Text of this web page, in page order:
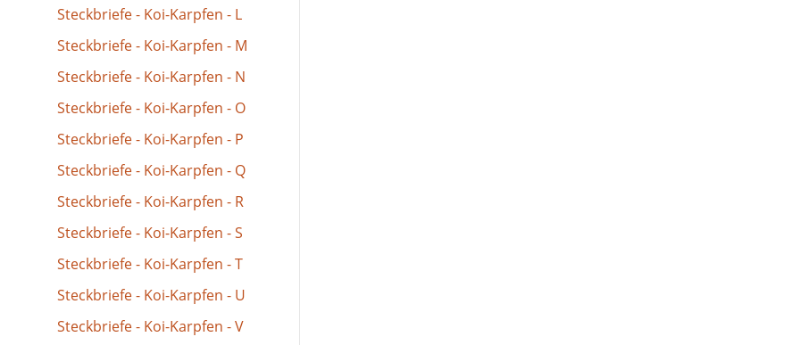
Steckbriefe - Koi-Karpfen - L
Steckbriefe - Koi-Karpfen - M
Steckbriefe - Koi-Karpfen - N
Steckbriefe - Koi-Karpfen - O
Steckbriefe - Koi-Karpfen - P
Steckbriefe - Koi-Karpfen - Q
Steckbriefe - Koi-Karpfen - R
Steckbriefe - Koi-Karpfen - S
Steckbriefe - Koi-Karpfen - T
Steckbriefe - Koi-Karpfen - U
Steckbriefe - Koi-Karpfen - V